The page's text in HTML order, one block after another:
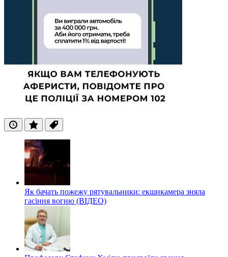
ОстанніПопулярні
Теги
Як бачать пожежу рятувальники: екшнкамера зняла
гасіння вогню (ВІДЕО)